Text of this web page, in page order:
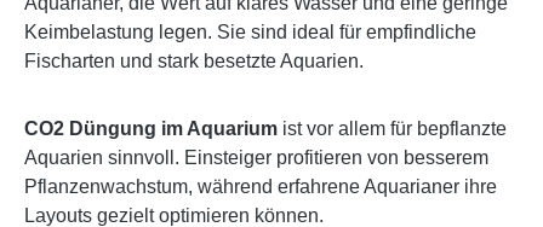
Keimbelastung legen. Sie sind ideal für empfindliche
Fischarten und stark besetzte Aquarien.
CO2 Düngung im Aquarium ist vor allem für bepflanzte
Aquarien sinnvoll. Einsteiger profitieren von besserem
Pflanzenwachstum, während erfahrene Aquarianer ihre
Layouts gezielt optimieren können.